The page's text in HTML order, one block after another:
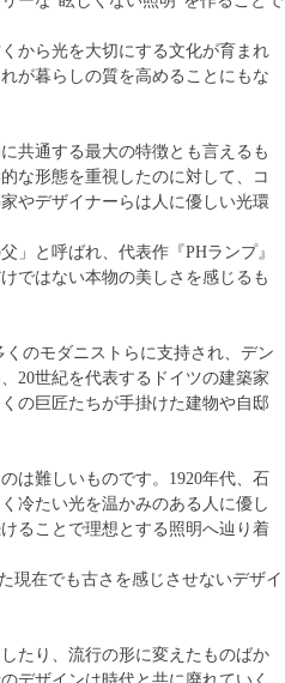
から光を大切にする文化が育まれ
が暮らしの質を高めることにもな
共通する最大の特徴とも言えるも
な形態を重視したのに対して、コ
やデザイナーらは人に優しい光環
と呼ばれ、代表作『PHランプ』
ではない本物の美しさを感じるも
のモダニストらに支持され、デン
20世紀を代表するドイツの建築家
の巨匠たちが手掛けた建物や自邸
は難しいものです。1920年代、石
冷たい光を温かみのある人に優し
ることで理想とする照明へ辿り着
現在でも古さを感じさせないデザイ
たり、流行の形に変えたものばか